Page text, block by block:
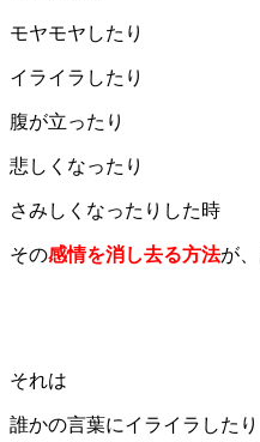
モヤモヤしたり
イライラしたり
腹が立ったり
悲しくなったり
さみしくなったりした時
その感情を消し去る方法が、
それは
誰かの言葉にイライラしたり